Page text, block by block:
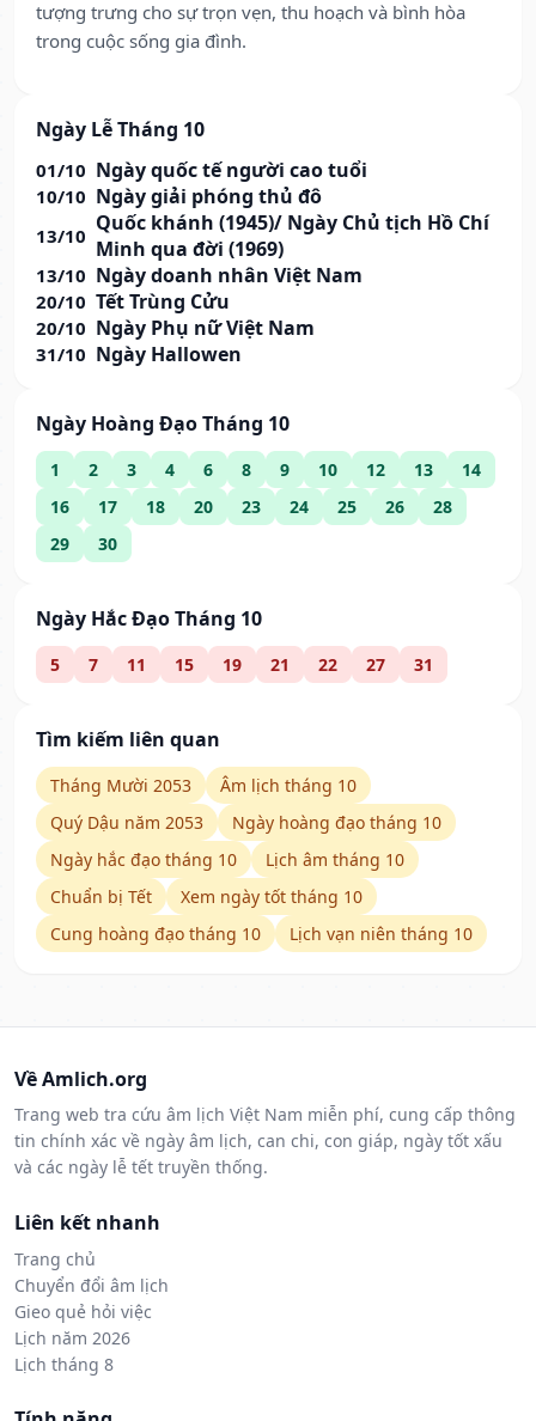
tượng trưng cho sự trọn vẹn, thu hoạch và bình hòa
trong cuộc sống gia đình.
Ngày Lễ Tháng 10
01/10 Ngày quốc tế người cao tuổi
10/10 Ngày giải phóng thủ đô
13/10 Quốc khánh (1945)/ Ngày Chủ tịch Hồ Chí
Minh qua đời (1969)
13/10 Ngày doanh nhân Việt Nam
20/10 Tết Trùng Cửu
20/10 Ngày Phụ nữ Việt Nam
31/10 Ngày Hallowen
Ngày Hoàng Đạo Tháng 10
1 2 3 4 6 8 9 10 12 13
14
16
17 18 20 23 24 25 26
28
29
30
Ngày Hắc Đạo Tháng 10
5 7 11 15 19 21 22 27 31
Tìm kiếm liên quan
Tháng Mười 2053
Âm lịch tháng 10
Quý Dậu năm 2053
Ngày hoàng đạo tháng 10
Ngày hắc đạo tháng 10
Lịch âm tháng 10
Chuẩn bị Tết
Xem ngày tốt tháng 10
Cung hoàng đạo tháng 10
Lịch vạn niên tháng 10
Về Amlich.org
Trang web tra cứu âm lịch Việt Nam miễn phí, cung cấp thông
tin chính xác về ngày âm lịch, can chi, con giáp, ngày tốt xấu
và các ngày lễ tết truyền thống.
Liên kết nhanh
Trang chủ
Chuyển đổi âm lịch
Gieo quẻ hỏi việc
Lịch năm 2026
Lịch tháng 8